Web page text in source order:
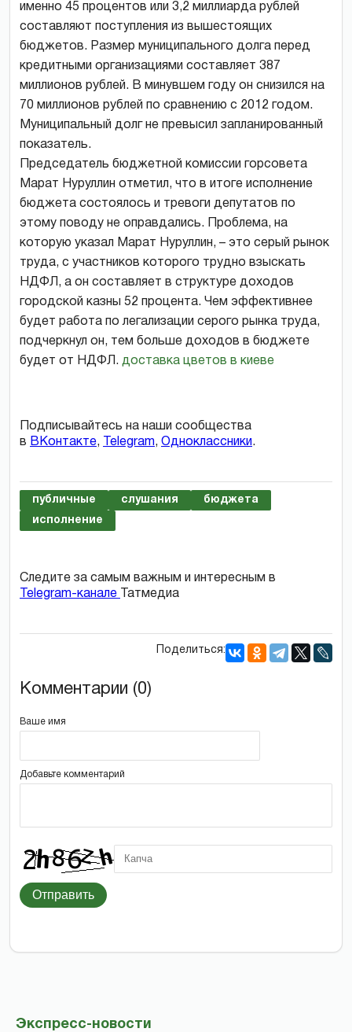
Экспресс-новости
именно 45 процентов или 3,2 миллиарда рублей
составляют поступления из вышестоящих
бюджетов. Размер муниципального долга перед
кредитными организациями составляет 387
миллионов рублей. В минувшем году он снизился на
70 миллионов рублей по сравнению с 2012 годом.
Муниципальный долг не превысил запланированный
показатель.
Председатель бюджетной комиссии горсовета
Марат Нуруллин отметил, что в итоге исполнение
бюджета состоялось и тревоги депутатов по
этому поводу не оправдались. Проблема, на
которую указал Марат Нуруллин, – это серый рынок
труда, с участников которого трудно взыскать
НДФЛ, а он составляет в структуре доходов
городской казны 52 процента. Чем эффективнее
будет работа по легализации серого рынка труда,
подчеркнул он, тем больше доходов в бюджете
будет от НДФЛ. доставка цветов в киеве
Подписывайтесь на наши сообщества
в ВКонтакте, Telegram, Одноклассники.
публичные слушания
бюджета
исполнение
Следите за самым важным и интересным в
Telegram-канале
Татмедиа
Поделиться:
Комментарии (0)
Ваше имя
Добавьте комментарий
Отправить